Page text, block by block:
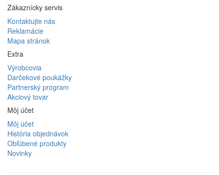
Zákaznícky servis
Kontaktujte nás
Reklamácie
Mapa stránok
Extra
Výrobcovia
Darčekové poukážky
Partnerský program
Akciový tovar
Môj účet
Môj účet
História objednávok
Obľúbené produkty
Novinky